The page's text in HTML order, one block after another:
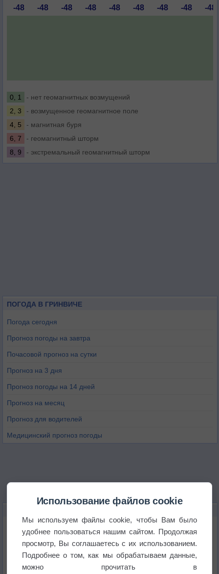
-48 -48 -48 -48 -48 -48 -48 -48 -48
0, 1
- нет геомагнитных возмущений
2, 3
- возмущенное геомагнитное поле
4, 5
- магнитная буря
6, 7
- геомагнитный шторм
8, 9
- экстремальный геомагнитный шторм
ПОГОДА В ГРИНВИЧЕ
Погода сегодня
Прогноз погоды на завтра
Почасовой прогноз на сутки
Прогноз на 3 дня
Прогноз погоды на 14 дней
Прогноз на месяц
Прогноз для водителей
Медицинский прогноз погоды
Максимум лета не сдаётся
Космическая погода влияет на транспорт
Использование файлов cookie
Мы используем файлы cookie, чтобы Вам было
удобнее пользоваться нашим сайтом. Продолжая
просмотр, Вы соглашаетесь с их использованием.
Подробнее о том, как мы обрабатываем данные,
можно прочитать в